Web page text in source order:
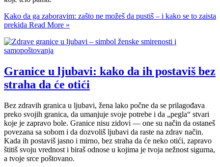
Kako da ga zaboravim: zašto ne možeš da pustiš – i kako se to zaista
prekida Read More »
Granice u ljubavi: kako da ih postaviš bez
straha da će otići
Bez zdravih granica u ljubavi, žena lako počne da se prilagođava
preko svojih granica, da umanjuje svoje potrebe i da „pegla“ stvari
koje je zapravo bole. Granice nisu zidovi — one su način da ostaneš
povezana sa sobom i da dozvoliš ljubavi da raste na zdrav način.
Kada ih postaviš jasno i mirno, bez straha da će neko otići, zapravo
štitiš svoju vrednost i biraš odnose u kojima je tvoja nežnost sigurna,
a tvoje srce poštovano.